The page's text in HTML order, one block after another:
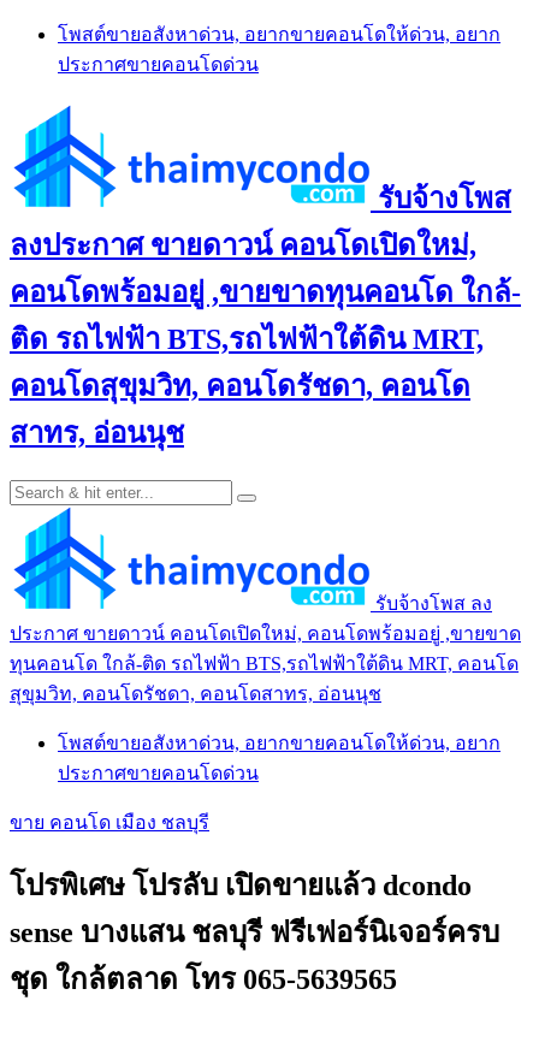
Skip
content
โพสต์ขายอสังหาด่วน, อยากขายคอนโดให้ด่วน, อยาก
ประกาศขายคอนโดด่วน
รับจ้างโพส
ลงประกาศ ขายดาวน์ คอนโดเปิดใหม่,
คอนโดพร้อมอยู่ ,ขายขาดทุนคอนโด ใกล้-
ติด รถไฟฟ้า BTS,รถไฟฟ้าใต้ดิน MRT,
คอนโดสุขุมวิท, คอนโดรัชดา, คอนโด
สาทร, อ่อนนุช
รับจ้างโพส ลง
ประกาศ ขายดาวน์ คอนโดเปิดใหม่, คอนโดพร้อมอยู่ ,ขายขาด
ทุนคอนโด ใกล้-ติด รถไฟฟ้า BTS,รถไฟฟ้าใต้ดิน MRT, คอนโด
สุขุมวิท, คอนโดรัชดา, คอนโดสาทร, อ่อนนุช
โพสต์ขายอสังหาด่วน, อยากขายคอนโดให้ด่วน, อยาก
ประกาศขายคอนโดด่วน
ขาย คอนโด เมือง ชลบุรี
โปรพิเศษ โปรลับ เปิดขายแล้ว dcondo
sense บางแสน ชลบุรี ฟรีเฟอร์นิเจอร์ครบ
ชุด ใกล้ตลาด โทร 065-5639565